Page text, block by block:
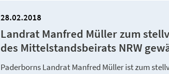
28.02.2018
Landrat Manfred Müller zum
des Mittelstandsbeirats NRW
Paderborns Landrat Manfred Müller ist zum